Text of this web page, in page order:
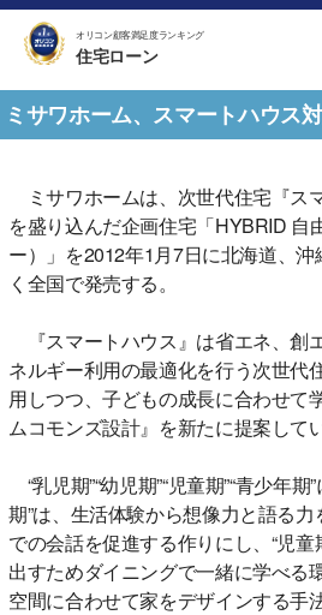
オリコン顧客満足度ランキング
住宅ローン
ミサワホーム、スマートハウス
ミサワホームは、次世代住宅『ス
を盛り込んだ企画住宅「HYBRID 自
ー）」を2012年1月7日に北海道、
く全国で発売する。
『スマートハウス』は省エネ、創
ネルギー利用の最適化を行う次世代
用しつつ、子どもの成長に合わせて
ムコモンズ設計』を新たに提案してい
“乳児期”“幼児期”“児童期”“青少年
期”は、生活体験から想像力と語る
での会話を促進する作りにし、“児
出すためダイニングで一緒に学べる
空間に合わせて家をデザインする手